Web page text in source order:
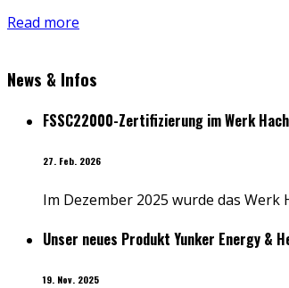
Read more
News & Infos
FSSC22000-Zertifizierung im Werk
27. Feb. 2026
Im Dezember 2025 wurde das Werk
Unser neues Produkt Yunker Energy &
19. Nov. 2025